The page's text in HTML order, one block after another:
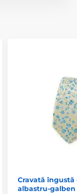
Cravată
albastru-galben